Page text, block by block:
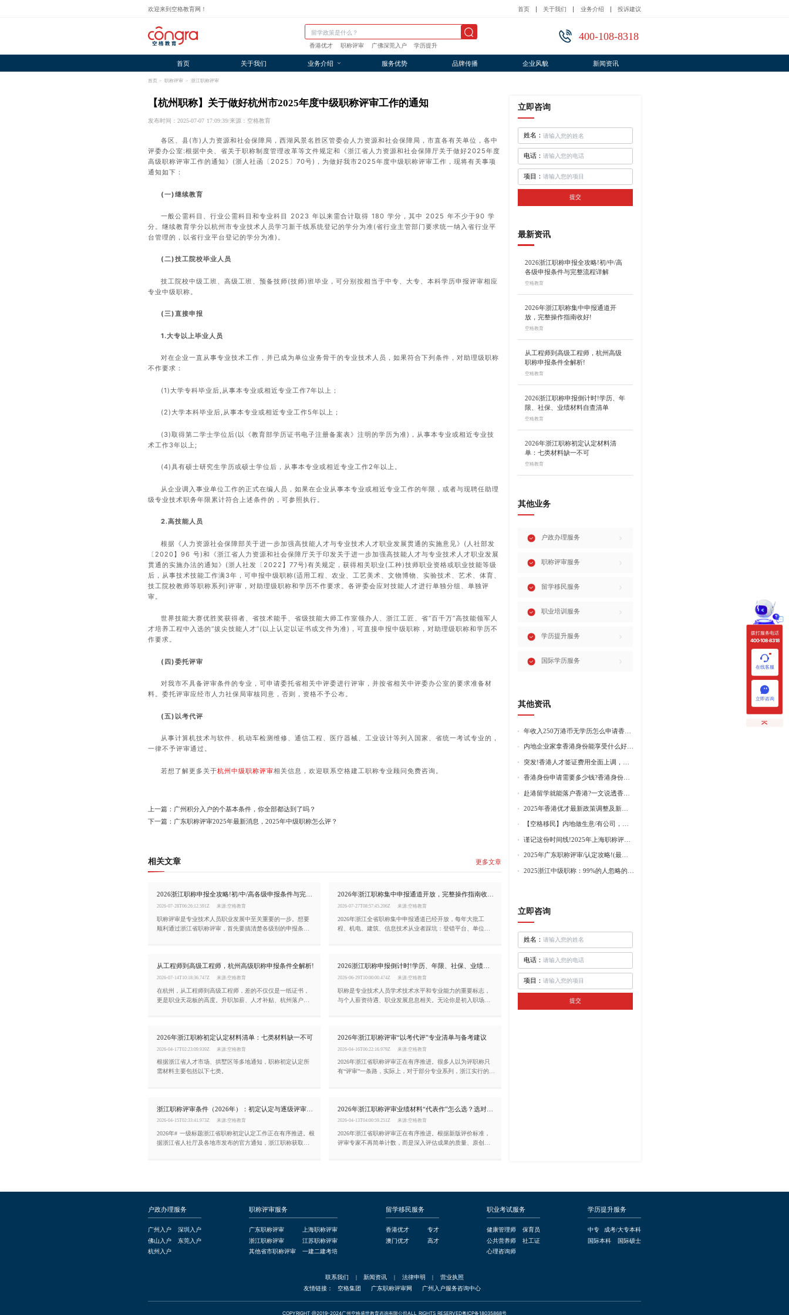
欢迎来到空格教育网！ 首页 关于我们 业务介绍 投诉建议
香港优才 职称评审 广佛深莞入户 学历提升
400-108-8318
首页 关于我们 业务介绍 服务优势 品牌传播 企业风貌 新闻资讯
拨打服务电话
400-108-8318
在线客服
立即咨询
首页 > 职称评审 > 浙江职称评审
【杭州职称】关于做好杭州市2025年度中级职称评审工作的通知
发布时间：2025-07-07 17:09:39/来源：空格教育
各区、县(市)人力资源和社会保障局，西湖风景名胜区管委会人力资源和社会保障局，市直各有关单位，各中
评委办公室:根据中央、省关于职称制度管理改革等文件规定和《浙江省人力资源和社会保障厅关于做好2025年度
高级职称评审工作的通知》(浙人社函〔2025〕70号)，为做好我市2025年度中级职称评审工作，现将有关事项
通知如下：
(一)继续教育
一般公需科目、行业公需科目和专业科目 2023 年以来需合计取得 180 学分，其中 2025 年不少于90 学
分。继续教育学分以杭州市专业技术人员学习新干线系统登记的学分为准(省行业主管部门要求统一纳入省行业平
台管理的，以省行业平台登记的学分为准)。
(二)技工院校毕业人员
技工院校中级工班、高级工班、预备技师(技师)班毕业，可分别按相当于中专、大专、本科学历申报评审相应
专业中级职称。
(三)直接申报
1.大专以上毕业人员
对在企业一直从事专业技术工作，并已成为单位业务骨干的专业技术人员，如果符合下列条件，对助理级职称
不作要求：
(1)大学专科毕业后,从事本专业或相近专业工作7年以上；
(2)大学本科毕业后,从事本专业或相近专业工作5年以上；
(3)取得第二学士学位后(以《教育部学历证书电子注册备案表》注明的学历为准)，从事本专业或相近专业技
术工作3年以上;
(4)具有硕士研究生学历或硕士学位后，从事本专业或相近专业工作2年以上。
从企业调入事业单位工作的正式在编人员，如果在企业从事本专业或相近专业工作的年限，或者与现聘任助理
级专业技术职务年限累计符合上述条件的，可参照执行。
2.高技能人员
根据《人力资源社会保障部关于进一步加强高技能人才与专业技术人才职业发展贯通的实施意见》(人社部发
〔2020】96 号)和《浙江省人力资源和社会保障厅关于印发关于进一步加强高技能人才与专业技术人才职业发展
贯通的实施办法的通知》(浙人社发〔2022】77号)有关规定，获得相关职业(工种)技师职业资格或职业技能等级
后，从事技术技能工作满3年，可申报中级职称(适用工程、农业、工艺美术、文物博物、实验技术、艺术、体育、
技工院校教师等职称系列)评审，对助理级职称和学历不作要求。各评委会应对技能人才进行单独分组、单独评
审。
世界技能大赛优胜奖获得者、省技术能手、省级技能大师工作室领办人、浙江工匠、省“百千万”高技能领军人
才培养工程中入选的“拔尖技能人才”(以上认定以证书或文件为准)，可直接申报中级职称，对助理级职称和学历不
作要求。
(四)委托评审
对我市不具备评审条件的专业，可申请委托省相关中评委进行评审，并按省相关中评委办公室的要求准备材
料。委托评审应经市人力社保局审核同意，否则，资格不予公布。
(五)以考代评
从事计算机技术与软件、机动车检测维修、通信工程、医疗器械、工业设计等列入国家、省统一考试专业的，
一律不予评审通过。
若想了解更多关于杭州中级职称评审相关信息，欢迎联系空格建工职称专业顾问免费咨询。
上一篇：广州积分入户的个基本条件，你全部都达到了吗？
下一篇：广东职称评审2025年最新消息，2025年中级职称怎么评？
相关文章 更多文章
2026浙江职称申报全攻略!初/中/高各级申报条件与完整流程详解
2026-07-28T06:26:12.591Z 来源:空格教育
职称评审是专业技术人员职业发展中至关重要的一步。想要
顺利通过浙江省职称评审，首先要搞清楚各级别的申报条
2026-07-27T08:57:45.206Z 来源:空格教育
2026年浙江全省职称集中申报通道已经开放，每年大批工
程、机电、建筑、信息技术从业者踩坑：登错平台、单位无
次性讲清楚。
从工程师到高级工程师，杭州高级职称申报条件全解析!
2026-07-14T10:18:36.747Z 来源:空格教育
在杭州，从工程师到高级工程师，差的不仅仅是一纸证书，
更是职业天花板的高度。升职加薪、人才补贴、杭州落户加
2026浙江职称申报倒计时!学历、年限、社保、业绩材料自查清单
2026-06-29T10:00:00.474Z 来源:空格教育
职称是专业技术人员学术技术水平和专业能力的重要标志，
与个人薪资待遇、职业发展息息相关。无论你是初入职场的
2026年浙江职称初定认定材料清单：七类材料缺一不可
2026-04-17T02:23:09.939Z 来源:空格教育
根据浙江省人才市场、拱墅区等多地通知，职称初定认定所
需材料主要包括以下七类。
2026年浙江职称评审“以考代评”专业清单与备考建议
2026-04-16T06:22:16.979Z 来源:空格教育
2026年浙江省职称评审正在有序推进。很多人以为评职称只
有“评审”一条路，实际上，对于部分专业系列，浙江实行的
浙江职称评审条件（2026年）：初定认定与逐级评审并行
2026-04-15T02:33:41.973Z 来源:空格教育
2026年# 一级标题浙江省职称初定认定工作正在有序推进。根
据浙江省人社厅及各地市发布的官方通知，浙江职称获取分
2026年浙江职称评审业绩材料“代表作”怎么选？选对了等于成功一半
2026-04-13T04:00:59.251Z 来源:空格教育
2026年浙江省职称评审正在有序推进。根据新版评价标准，
评审专家不再简单计数，而是深入评估成果的质量、原创价
立即咨询
姓名：
电话：
项目：
提交
最新资讯
2026浙江职称申报全攻略!初/中/高
各级申报条件与完整流程详解
空格教育
2026年浙江职称集中申报通道开
放，完整操作指南收好!
空格教育
从工程师到高级工程师，杭州高级
职称申报条件全解析!
空格教育
2026浙江职称申报倒计时!学历、年
限、社保、业绩材料自查清单
空格教育
2026年浙江职称初定认定材料清
单：七类材料缺一不可
空格教育
其他业务
户政办理服务
职称评审服务
留学移民服务
职业培训服务
学历提升服务
国际学历服务
其他资讯
内地企业家拿香港身份能享受什么好处?哪种申请途径更适合企业家?
【空格移民】内地做生意/有公司，学历不高怎么办理香港身份?
立即咨询
姓名：
电话：
项目：
提交
户政办理服务
广州入户
深圳入户
佛山入户
东莞入户
杭州入户
职称评审服务
广东职称评审
上海职称评审
浙江职称评审
江苏职称评审
其他省市职称评审
一建二建考培
留学移民服务
香港优才
专才
澳门优才
高才
职业考试服务
健康管理师
保育员
公共营养师
社工证
心理咨询师
学历提升服务
中专
成考/大专本科
国际本科
国际硕士
联系我们 新闻资讯 法律申明
营业执照
友情链接：
空格集团 广东职称评审网 广州入户服务咨询中心
COPYRIGHT @2019-2024广州空格盛世教育咨询有限公司ALL RIGHTS RESERVED粤ICP备18035868号